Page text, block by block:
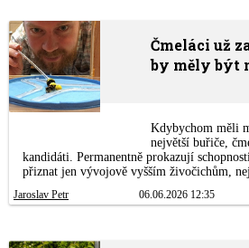
Čmeláci už
by měly být
Kdybychom měli
největší buřiče,
kandidáti. Permanentně prokazují
přiznat jen vývojově vyšším živočichům,
Jaroslav Petr 06.06.2026 12:35